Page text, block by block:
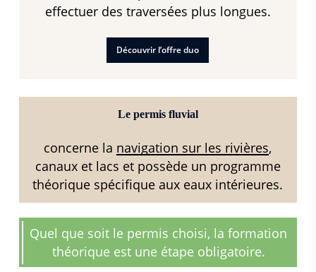
effectuer des traversées plus longues.
Découvrir l’offre duo
Le permis fluvial
concerne la navigation sur les rivières,
canaux et lacs et possède un programme
théorique spécifique aux eaux intérieures.
Quel que soit le permis choisi, la formation
théorique est une étape obligatoire.